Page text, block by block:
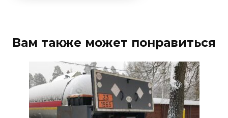
Вам также может понравиться